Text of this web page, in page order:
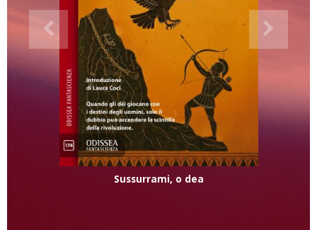
Sussurrami, o dea